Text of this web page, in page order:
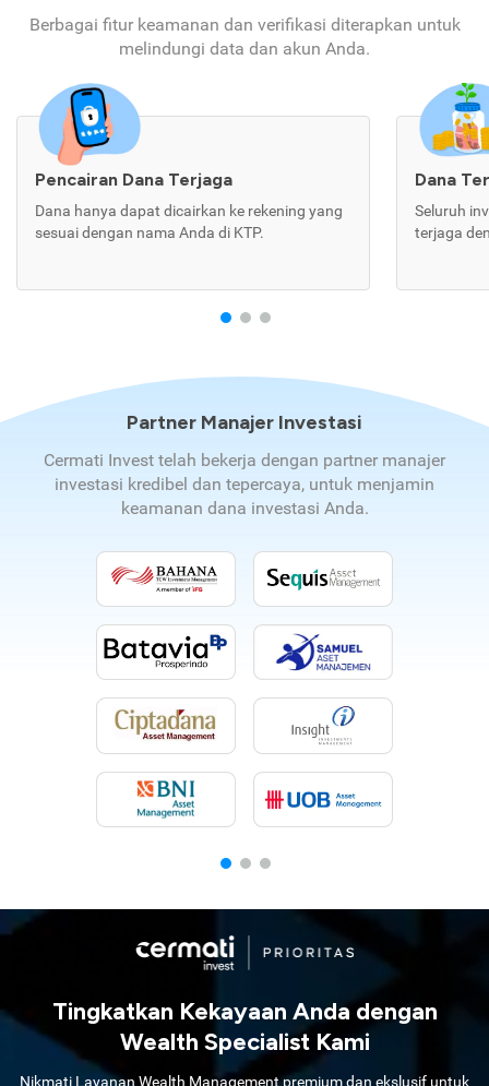
Berbagai fitur keamanan dan verifikasi diterapkan untuk
melindungi data dan akun Anda.
Pencairan Dana Terjaga
Dana hanya dapat dicairkan ke rekening yang
sesuai dengan nama Anda di KTP.
Dana
Seluruh
terjaga
Partner Manajer Investasi
Cermati Invest telah bekerja dengan partner manajer
investasi kredibel dan tepercaya, untuk menjamin
keamanan dana investasi Anda.
Tingkatkan Kekayaan Anda dengan
Wealth Specialist Kami
Nikmati Layanan Wealth Management premium dan ekslusif untuk